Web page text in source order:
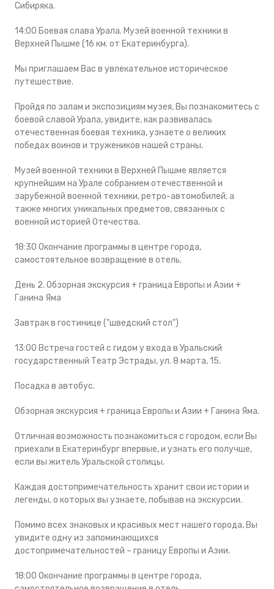
Сибиряка.
14:00 Боевая слава Урала. Музей военной техники в
Верхней Пышме (16 км. от Екатеринбурга).
Мы приглашаем Вас в увлекательное историческое
путешествие.
Пройдя по залам и экспозициям музея, Вы познакомитесь с
боевой славой Урала, увидите, как развивалась
отечественная боевая техника, узнаете о великих
победах воинов и тружеников нашей страны.
Музей военной техники в Верхней Пышме является
крупнейшим на Урале собранием отечественной и
зарубежной военной техники, ретро-автомобилей, а
также многих уникальных предметов, связанных с
военной историей Отечества.
18:30 Окончание программы в центре города,
самостоятельное возвращение в отель.
День 2. Обзорная экскурсия + граница Европы и Азии +
Ганина Яма
Завтрак в гостинице ("шведский стол")
13:00 Встреча гостей с гидом у входа в Уральский
государственный Театр Эстрады, ул. 8 марта, 15.
Посадка в автобус.
Обзорная экскурсия + граница Европы и Азии + Ганина Яма.
Отличная возможность познакомиться с городом, если Вы
приехали в Екатеринбург впервые, и узнать его получше,
если вы житель Уральской столицы.
Каждая достопримечательность хранит свои истории и
легенды, о которых вы узнаете, побывав на экскурсии.
Помимо всех знаковых и красивых мест нашего города, Вы
увидите одну из запоминающихся
достопримечательностей – границу Европы и Азии.
18:00 Окончание программы в центре города,